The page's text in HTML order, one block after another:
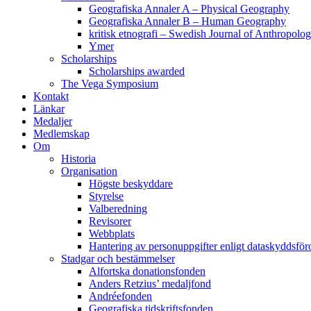
Geografiska Annaler A – Physical Geography
Geografiska Annaler B – Human Geography
kritisk etnografi – Swedish Journal of
Ymer
Scholarships
Scholarships awarded
The Vega Symposium
Kontakt
Länkar
Medaljer
Medlemskap
Om
Historia
Organisation
Högste beskyddare
Styrelse
Valberedning
Revisorer
Webbplats
Hantering av personuppgifter enligt
Stadgar och bestämmelser
Alfortska donationsfonden
Anders Retzius’ medaljfond
Andréefonden
Geografiska tidskriftsfonden